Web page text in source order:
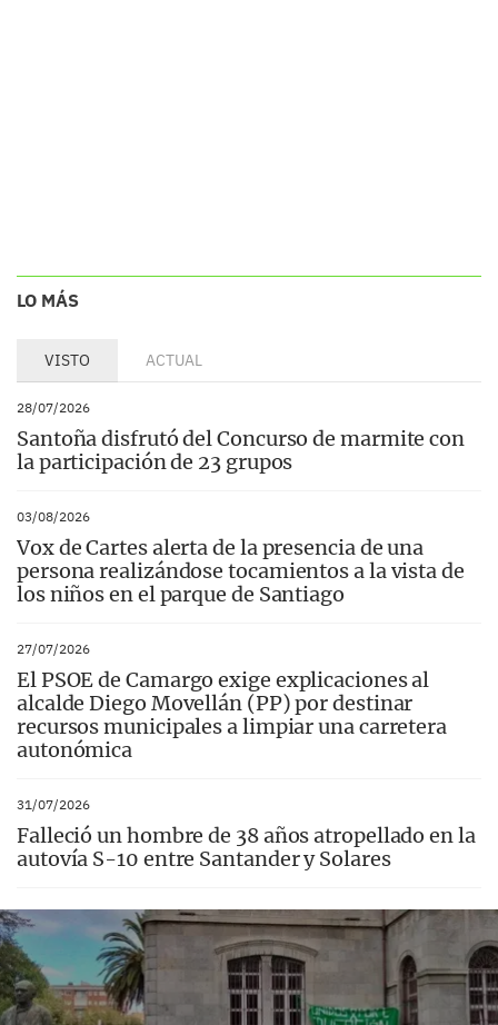
LO MÁS
VISTO ACTUAL
28/07/2026
Santoña disfrutó del Concurso de marmite con
la participación de 23 grupos
03/08/2026
Vox de Cartes alerta de la presencia de una
persona realizándose tocamientos a la vista de
los niños en el parque de Santiago
27/07/2026
El PSOE de Camargo exige explicaciones al
alcalde Diego Movellán (PP) por destinar
recursos municipales a limpiar una carretera
autonómica
31/07/2026
Falleció un hombre de 38 años atropellado en la
autovía S-10 entre Santander y Solares